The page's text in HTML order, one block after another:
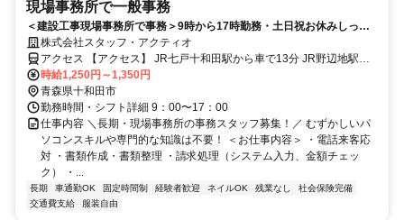
現場事務所で一般事務
＜建設工事現場事務所で事務＞9時から17時勤務・土日祝お休みしっか
り・社保完備・プライベートも充実！/TKU-0004-SE
株式会社スタッフ・アクティオ
アクセス 【アクセス】 JR七戸十和田駅から車で13分 JR野辺地駅か
ら車で15分 三沢駅から車で25分 ※車（マイカー）通勤の方は敷地内
に無料駐車場あり
時給1,250円～1,350円
青森県十和田市
勤務時間・シフト詳細 9：00〜17：00
仕事内容 ＼長期・現場事務所の事務スタッフ募集！／ むずかしいパ
ソコンスキルや専門的な知識は不要！ ＜お仕事内容＞ ・電話来客応
対 ・書類作成・書類整理 ・請求処理（システム入力、金額チェッ
ク） ・...
長期 車通勤OK 固定時間制 経験者歓迎 ネイルOK 残業なし
社会保険完備
交通費支給
服装自由